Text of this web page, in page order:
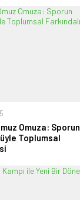
Omuza: Sporun
Toplumsal